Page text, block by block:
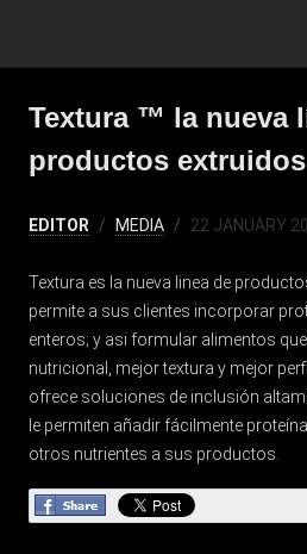
Textura ™ la nueva
productos extruidos
EDITOR MEDIA 22 JANUARY
Textura es la nueva linea de
permite a sus clientes incorporar
enteros; y asi formular alimentos
nutricional, mejor textura y mejor
ofrece soluciones de inclusión
le permiten añadir fácilmente
otros nutrientes a sus productos.